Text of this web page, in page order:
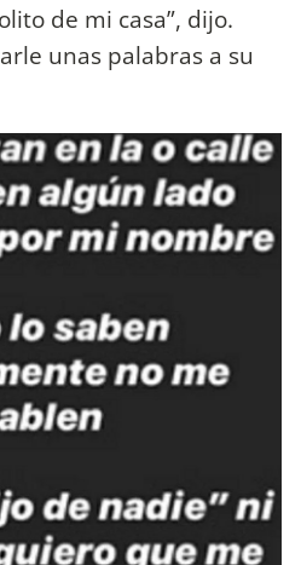
de mi casa”, dijo.
unas palabras a su